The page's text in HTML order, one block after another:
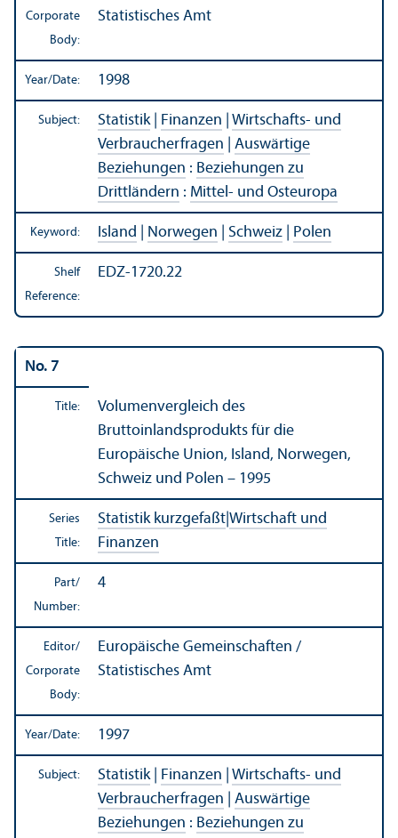
Corporate
Body:
Statistisches Amt
Year/Date: 1998
Subject: Statistik| Finanzen
Wirtschafts- und
Verbraucherfragen
Auswärtige
Beziehungen : Beziehungen zu
Drittländern : Mittel- und Osteuropa
Keyword: Island Norwegen Schweiz Polen
Shelf
Reference:
EDZ-1720.22
No. 7
Title:
Volumenvergleich des
Bruttoinlandsprodukts für die
Europäische Union, Island, Norwegen,
Schweiz und Polen – 1995
Series
Title:
Statistik kurzgefaßt Wirtschaft und
Finanzen
Part/
Number:
4
Editor/
Corporate
Body:
Europäische Gemeinschaften /
Statistisches Amt
Year/Date: 1997
Subject: Statistik| Finanzen
Wirtschafts- und
Verbraucherfragen
Auswärtige
Beziehungen : Beziehungen zu